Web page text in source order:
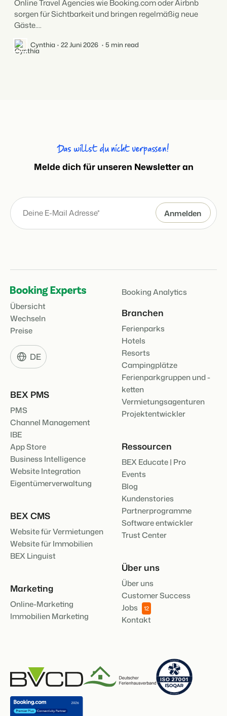
Online Travel Agencies wie Booking.com oder Airbnb
sorgen für Sichtbarkeit und bringen regelmäßig neue
Gäste....
Cynthia 22 Juni 2026 5 min read
Das willst du nicht verpassen!
Melde dich für unseren Newsletter an
Übersicht
Wechseln
Preise
DE
BEX PMS
PMS
Channel Management
IBE
App Store
Business Intelligence
Website Integration
Eigentümerverwaltung
BEX CMS
Website für Vermietungen
Website für Immobilien
BEX Linguist
Marketing
Online-Marketing
Immobilien Marketing
Booking Analytics
Branchen
Ferienparks
Hotels
Resorts
Campingplätze
Ferienparkgruppen und -
ketten
Vermietungsagenturen
Projektentwickler
Ressourcen
BEX Educate | Pro
Events
Blog
Kundenstories
Partnerprogramme
Software entwickler
Trust Center
Über uns
Über uns
Customer Success
Jobs
12
Kontakt